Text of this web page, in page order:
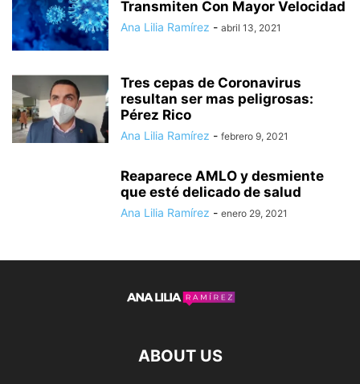
Transmiten Con Mayor Velocidad
Ana Lilia Ramírez - abril 13, 2021
Tres cepas de Coronavirus
resultan ser mas peligrosas:
Pérez Rico
Ana Lilia Ramírez - febrero 9, 2021
Reaparece AMLO y desmiente
que esté delicado de salud
Ana Lilia Ramírez - enero 29, 2021
ABOUT US